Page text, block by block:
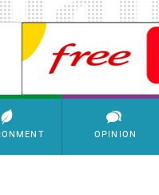
SimpleAds Block
OPINION